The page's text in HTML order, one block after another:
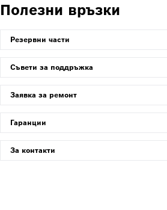
Полезни връзки
Резервни части
Съвети за поддръжка
Заявка за ремонт
Гаранции
За контакти